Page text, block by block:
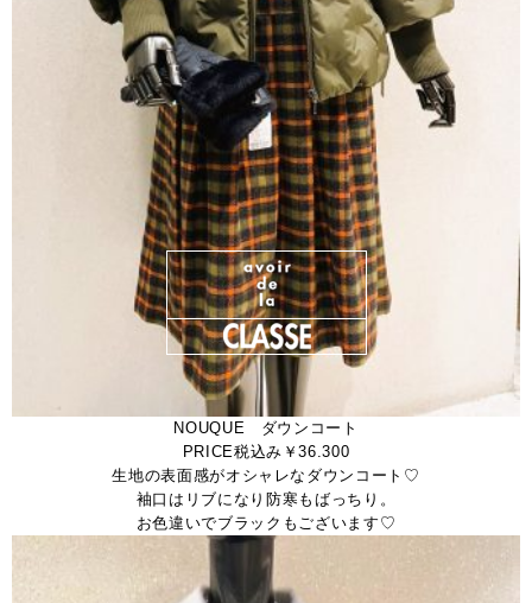
NOUQUE ダウンコート
PRICE税込み￥36.300
生地の表面感がオシャレなダウンコート♡
袖口はリブになり防寒もばっちり。
お色違いでブラックもございます♡